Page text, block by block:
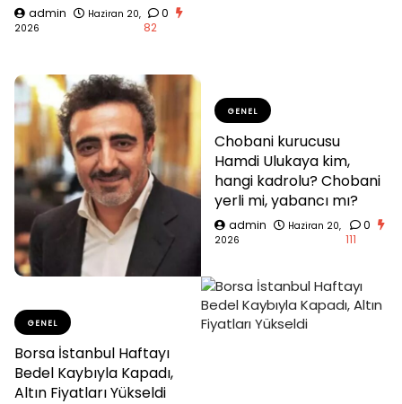
admin
Haziran 20,
2026
0
82
GENEL
Chobani kurucusu
Hamdi Ulukaya kim,
hangi kadrolu? Chobani
yerli mi, yabancı mı?
admin
Haziran 20,
2026
0
111
GENEL
Borsa İstanbul Haftayı
Bedel Kaybıyla Kapadı,
Altın Fiyatları Yükseldi